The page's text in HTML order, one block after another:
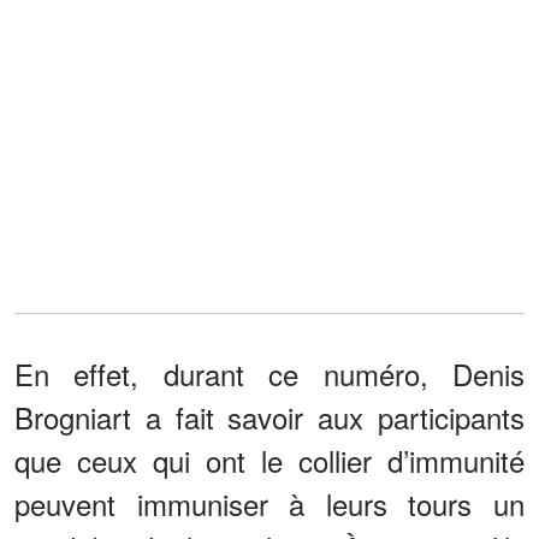
En effet, durant ce numéro, Denis
Brogniart a fait savoir aux participants
que ceux qui ont le collier d’immunité
peuvent immuniser à leurs tours un